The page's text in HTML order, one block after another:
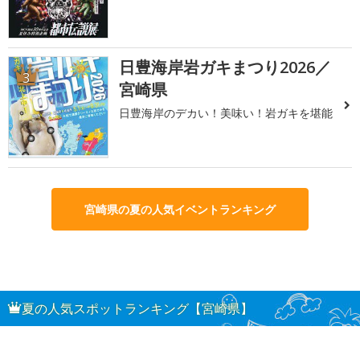
3
日豊海岸岩ガキまつり2026／
宮崎県
日豊海岸のデカい！美味い！岩ガキを堪能
宮崎県の夏の人気イベントランキング
夏の人気スポットランキング【宮崎県】